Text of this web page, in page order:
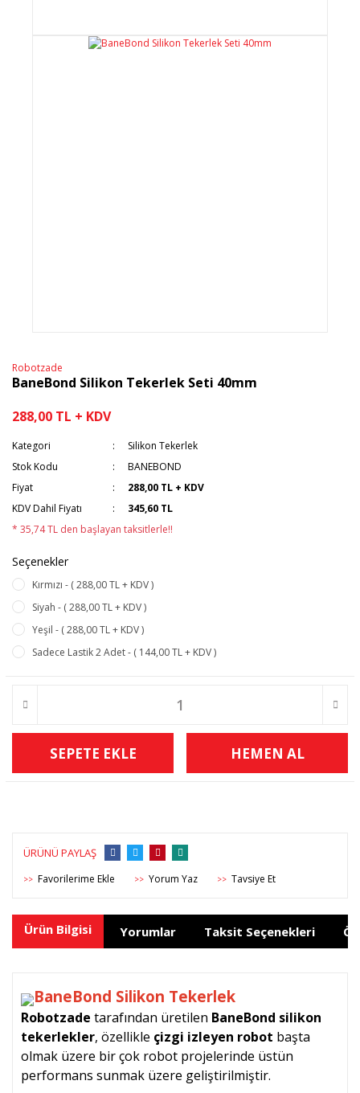
Robotzade
BaneBond Silikon Tekerlek Seti 40mm
288,00 TL + KDV
Kategori
Silikon Tekerlek
Stok Kodu
BANEBOND
Fiyat
288,00 TL + KDV
KDV Dahil Fiyatı
345,60 TL
* 35,74 TL den başlayan taksitlerle!!
Seçenekler
Kırmızı - ( 288,00 TL + KDV )
Siyah - ( 288,00 TL + KDV )
Yeşil - ( 288,00 TL + KDV )
Sadece Lastik 2 Adet - ( 144,00 TL + KDV )
SEPETE EKLE HEMEN AL
ÜRÜNÜ PAYLAŞ
>> >> Yorum Yaz >> Tavsiye Et
Ürün Bilgisi Yorumlar Taksit Seçenekleri
BaneBond Silikon Tekerlek
Robotzade tarafından üretilen BaneBond silikon
tekerlekler, özellikle çizgi izleyen robot başta
olmak üzere bir çok robot projelerinde üstün
performans sunmak üzere geliştirilmiştir.